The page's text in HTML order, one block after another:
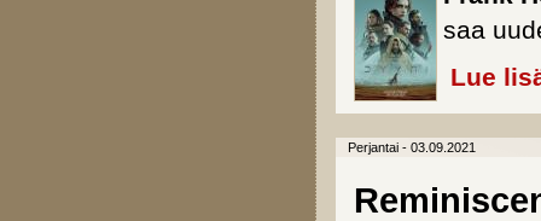
saa
Lue
Perjantai - 03.09.2021